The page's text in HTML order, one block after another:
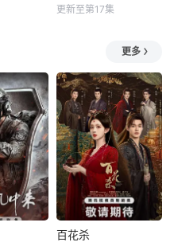
更新至第17集
更多
百花杀